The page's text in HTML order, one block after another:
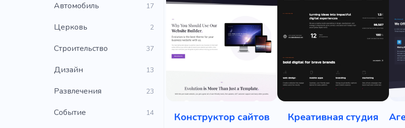
Автомобиль 17
Церковь 2
Строительство 37
Дизайн 13
Развлечения 23
Событие 14 Конструктор сайтов Креативная студия